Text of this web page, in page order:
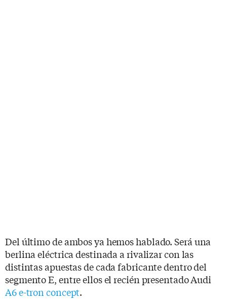
Del último de ambos ya hemos hablado. Será una
berlina eléctrica destinada a rivalizar con las
distintas apuestas de cada fabricante dentro del
segmento E, entre ellos el recién presentado Audi
A6 e-tron concept.